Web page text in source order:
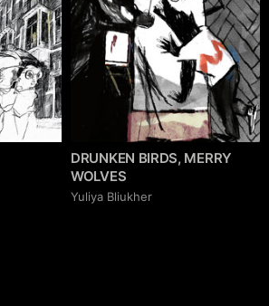
DRUNKEN BIRDS, MERRY
WOLVES
Yuliya Bliukher